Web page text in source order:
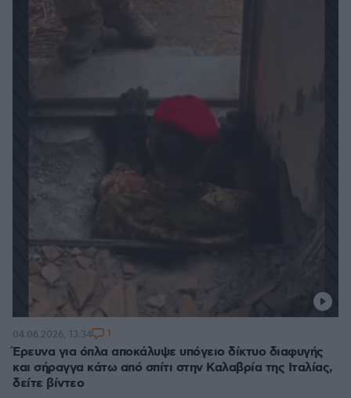
Έρευνα για όπλα αποκάλυψε υπόγειο δίκτυο διαφυγής
και σήραγγα κάτω από σπίτι στην Καλαβρία της Ιταλίας,
δείτε βίντεο
04.06.2026, 13:34 1